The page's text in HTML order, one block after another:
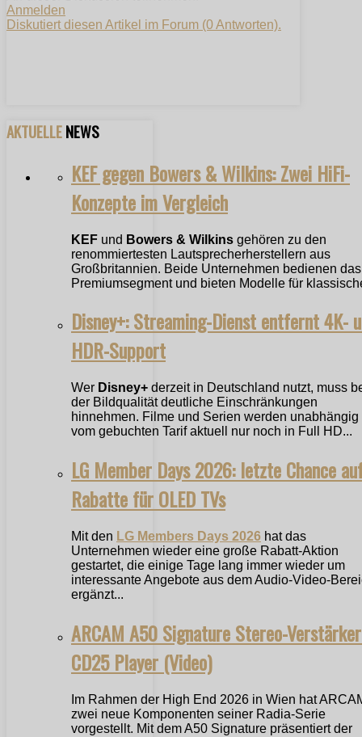
Anmelden
Diskutiert diesen Artikel im Forum (0 Antworten).
AKTUELLENEWS
KEF gegen Bowers & Wilkins: Zwei HiFi-
Konzepte im Vergleich
KEF und Bowers & Wilkins gehören zu den
renommiertesten Lautsprecherherstellern aus
Großbritannien. Beide Unternehmen bedienen das
Premiumsegment und bieten Modelle für
Disney+: Streaming-Dienst entfernt 4K-
HDR-Support
Wer Disney+ derzeit in Deutschland nutzt, muss
der Bildqualität deutliche Einschränkungen
hinnehmen. Filme und Serien werden unabhängig
vom gebuchten Tarif aktuell nur noch in Full HD...
LG Member Days 2026: letzte Chance
Rabatte für OLED TVs
Mit den LG Members Days 2026 hat das
Unternehmen wieder eine große Rabatt-Aktion
gestartet, die einige Tage lang immer wieder um
interessante Angebote aus dem Audio-Video-
ergänzt...
ARCAM A50 Signature Stereo-
CD25 Player (Video)
Im Rahmen der High End 2026 in Wien hat
zwei neue Komponenten seiner Radia-Serie
vorgestellt. Mit dem A50 Signature präsentiert der